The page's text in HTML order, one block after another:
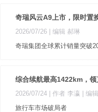
奇瑞风云A9上市，限时置
2026/07/26
| 编辑 郝琳
奇瑞集团全球累计销量突破
综合续航最高1422km，
2026/07/24 | 作者 李瀛
| 编
旅行车市场破局者